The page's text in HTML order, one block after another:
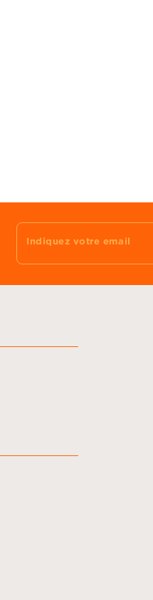
Indiquez votre email